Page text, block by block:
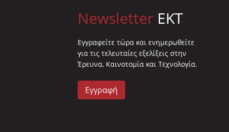
Newsletter EKT
Eγγραφείτε τώρα και ενημερωθείτε
για τις τελευταίες εξελίξεις στην
Έρευνα, Καινοτομία και Τεχνολογία.
Εγγραφή